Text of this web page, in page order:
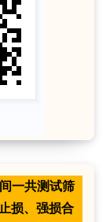
一共测试筛
损、强损合